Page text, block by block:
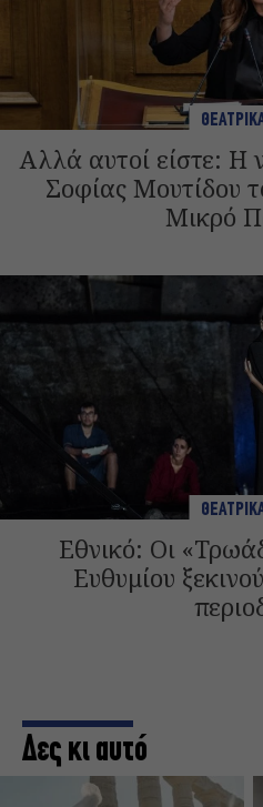
Αλλά αυτοί είστε:
Σοφίας Μουτίδου
Μικρό
Εθνικό: Οι
Ευθυμίου
Δες κι αυτό